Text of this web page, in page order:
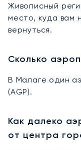
Живописный
место, куда вам
вернуться.
Сколько
В Малаге один
(AGP).
Как далеко
от центра